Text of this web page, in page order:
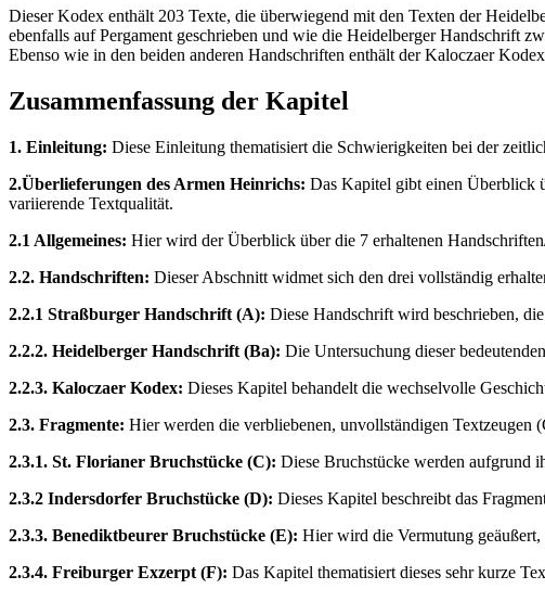
Dieser Kodex enthält 203 Texte, die überwiegend mit den Texten der
ebenfalls auf Pergament geschrieben und wie die Heidelberger Handschrift
Ebenso wie in den beiden anderen Handschriften enthält der Kaloczaer
Zusammenfassung der Kapitel
1. Einleitung: Diese Einleitung thematisiert die Schwierigkeiten bei der
2.Überlieferungen des Armen Heinrichs: Das Kapitel gibt einen Überblick
variierende Textqualität.
2.1 Allgemeines: Hier wird der Überblick über die 7 erhaltenen
2.2. Handschriften: Dieser Abschnitt widmet sich den drei vollständig
2.2.1 Straßburger Handschrift (A): Diese Handschrift wird beschrieben,
2.2.2. Heidelberger Handschrift (Ba): Die Untersuchung dieser
2.2.3. Kaloczaer Kodex: Dieses Kapitel behandelt die wechselvolle
2.3. Fragmente: Hier werden die verbliebenen, unvollständigen Textzeugen
2.3.1. St. Florianer Bruchstücke (C): Diese Bruchstücke werden aufgrund
2.3.2 Indersdorfer Bruchstücke (D): Dieses Kapitel beschreibt das
2.3.3. Benediktbeurer Bruchstücke (E): Hier wird die Vermutung geäußert,
2.3.4. Freiburger Exzerpt (F): Das Kapitel thematisiert dieses sehr kurze